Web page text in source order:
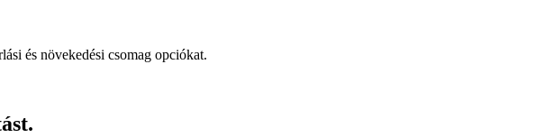
és növekedési csomag opciókat.